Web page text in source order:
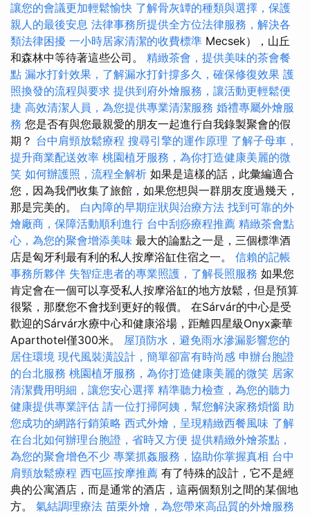
讓您的會議更加輕鬆愉快 了解骨灰罈的種類與選擇，保護
親人的最後安息 法律事務所提供全方位法律服務，解決各
類法律困擾 一小時居家清潔的收費標準 Mecsek），山丘
和森林中等待著這些公司。 精緻茶會，提供美味的茶會餐
點 漏水打針效果，了解漏水打針撐多久，確保修復效果 護
照換發的流程與要求 提供到府外燴服務，讓活動更輕鬆便
捷 高效清潔人員，為您提供專業清潔服務 婚禮專屬外燴服
務 您是否有與您最親愛的朋友一起進行自我錄製聚會的假
期？ 台中肩頸放鬆療程 搜尋引擎的運作原理 了解子母車，
提升商業配送效率 桃園植牙服務，為你打造健康美麗的微
笑 如何辦護照，流程全解析 如果是這樣的話，此彙編適合
您，因為我們收集了旅館，如果您想與一群朋友度過幾天，
那是完美的。 白內障的早期症狀與治療方法 找到可靠的外
燴廠商，保障活動順利進行 台中刮痧療程推薦 精緻茶會點
心，為您的聚會增添美味 最大的論點之一是，三個標準酒
店是匈牙利最有利的私人按摩浴缸住宿之一。 信賴的記帳
事務所夥伴 失智症患者的專業照護，了解長照服務 如果您
肯定會在一個可以享受私人按摩浴缸的地方放鬆，但是預算
很緊，那麼您不會找到更好的報價。 在Sárvár的中心是受
歡迎的Sárvár水療中心和健康浴場，距離四星級Onyx豪華
Aparthotel僅300米。 屋頂防水，避免雨水滲漏影響您的
居住環境 現代風裝潢設計，簡單卻富有時尚感 申辦台胞證
的台北服務 桃園植牙服務，為你打造健康美麗的微笑 居家
清潔費用明細，讓您安心選擇 精準聽力檢查，為您的聽力
健康提供專業評估 請一位打掃阿姨，幫您解決家務煩惱 助
您成功的網路行銷策略 西式外燴，呈現精緻西餐風味 了解
在台北如何辦理台胞證，省時又方便 提供精緻外燴茶點，
為您的聚會增色不少 專業抓姦服務，協助你掌握真相 台中
肩頸放鬆療程 西屯區按摩推薦 有了特殊的設計，它不是經
典的公寓酒店，而是通常的酒店，這兩個類別之間的某個地
方。 氣結調理療法 苗栗外燴，為您帶來高品質的外燴服務